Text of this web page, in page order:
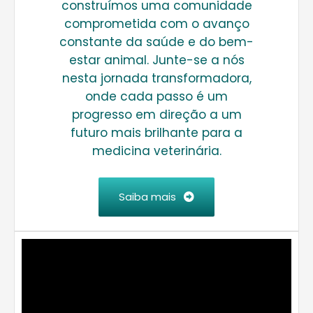
construímos uma comunidade
comprometida com o avanço
constante da saúde e do bem-
estar animal. Junte-se a nós
nesta jornada transformadora,
onde cada passo é um
progresso em direção a um
futuro mais brilhante para a
medicina veterinária.
Saiba mais